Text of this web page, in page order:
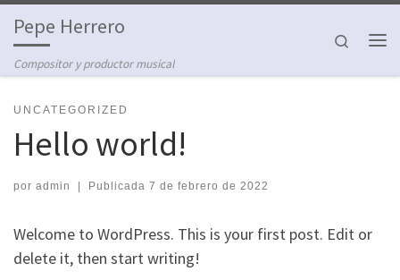
Saltar al contenido
Pepe Herrero
Compositor y productor musical
Search
UNCATEGORIZED
Hello world!
por admin Publicada 7 de febrero de 2022
Welcome to WordPress. This is your first post. Edit or
delete it, then start writing!